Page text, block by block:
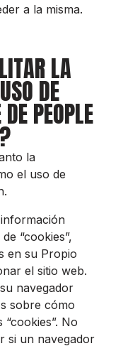
a la misma.
LA
DE
PEOPLE
la
el uso de
“cookies”,
en su Propio
el sitio web.
navegador
sobre cómo
No
si un navegador